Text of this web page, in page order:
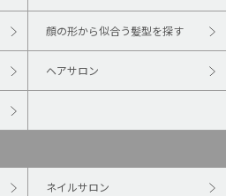
顔の形から似合う髪型を探す
ヘアサロン
ネイルサロン